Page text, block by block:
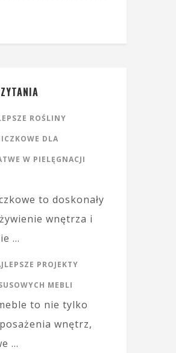
ROŚLINY
DLA
W PIELĘGNACJI
to doskonały
wnętrza i
…
PROJEKTY
MEBLI
to nie tylko
wnętrz,
…